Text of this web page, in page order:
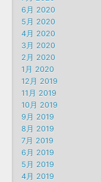
6月 2020
5月 2020
4月 2020
3月 2020
2月 2020
1月 2020
12月 2019
11月 2019
10月 2019
9月 2019
8月 2019
7月 2019
6月 2019
5月 2019
4月 2019